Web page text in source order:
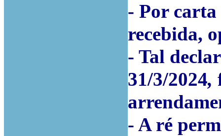
- Por carta
recebida,
- Tal
31/3/2024,
- A ré